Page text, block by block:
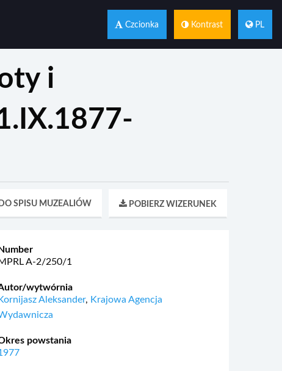
Czcionka Kontrast PL
i
SPISU MUZEALIÓW POBIERZ WIZERUNEK
Number
A-2/250/1
wytwórnia
Kornijasz Aleksander, Krajowa Agencja
powstania